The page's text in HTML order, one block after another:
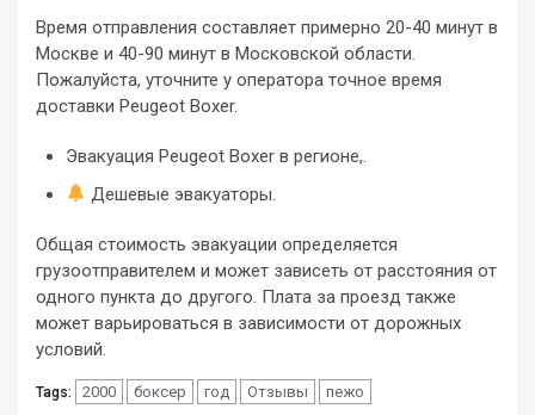
Время отправления составляет примерно 20-40 минут в
Москве и 40-90 минут в Московской области.
Пожалуйста, уточните у оператора точное время
доставки Peugeot Boxer.
Эвакуация Peugeot Boxer в регионе,.
Дешевые эвакуаторы.
Общая стоимость эвакуации определяется
грузоотправителем и может зависеть от расстояния от
одного пункта до другого. Плата за проезд также
может варьироваться в зависимости от дорожных
условий.
Tags: 2000 боксер год Отзывы пежо